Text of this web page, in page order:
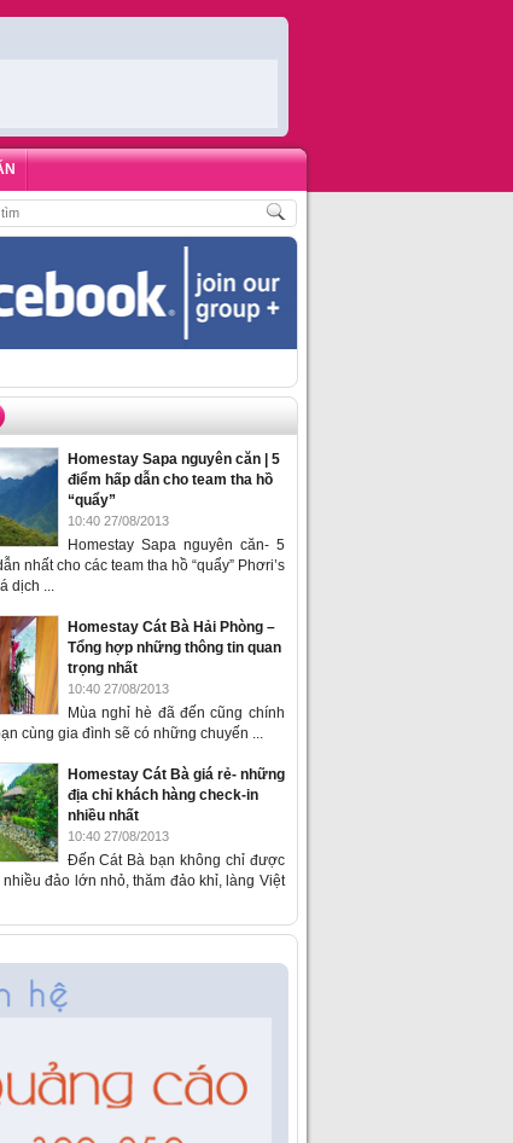
HOMESTAY BIỂN HẠ LONG – 5 ĐỊA ĐIỂM ĐƯỢC LÒNG DU KHÁCH
Homestay Sapa nguyên căn | 5
điểm hấp dẫn cho team tha hồ
“quẩy”
10:40 27/08/2013
Homestay Sapa nguyên căn- 5
nhất cho các team tha hồ “quẩy” Phơri’s
dịch ...
Homestay Cát Bà Hải Phòng –
Tổng hợp những thông tin quan
trọng nhất
10:40 27/08/2013
Mùa nghỉ hè đã đến cũng chính
cùng gia đình sẽ có những chuyến ...
Homestay Cát Bà giá rẻ- những
địa chỉ khách hàng check-in
nhiều nhất
10:40 27/08/2013
Đến Cát Bà bạn không chỉ được
nhiều đảo lớn nhỏ, thăm đảo khỉ, làng Việt